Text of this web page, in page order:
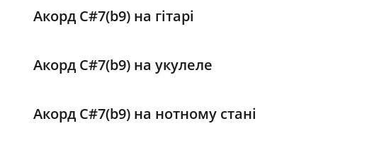
Акорд C#7(b9) на гітарі
Акорд C#7(b9) на укулеле
Акорд C#7(b9) на нотному стані